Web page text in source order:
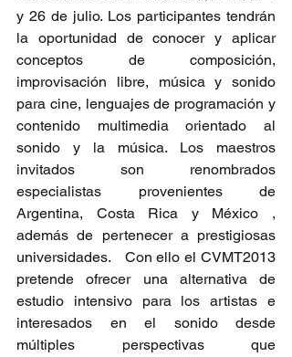
y 26 de julio. Los participantes tendrán
la oportunidad de conocer y aplicar
conceptos de composición,
improvisación libre, música y sonido
para cine, lenguajes de programación y
contenido multimedia orientado al
sonido y la música. Los maestros
invitados son renombrados
especialistas provenientes de
Argentina, Costa Rica y México ,
además de pertenecer a prestigiosas
universidades.   Con ello el CVMT2013
pretende ofrecer una alternativa de
estudio intensivo para los artistas e
interesados en el sonido desde
múltiples perspectivas que